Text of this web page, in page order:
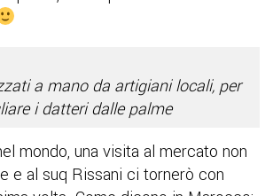
a mano da artigiani locali, per
i datteri dalle palme
mondo, una visita al mercato non
e al suq Rissani ci tornerò con